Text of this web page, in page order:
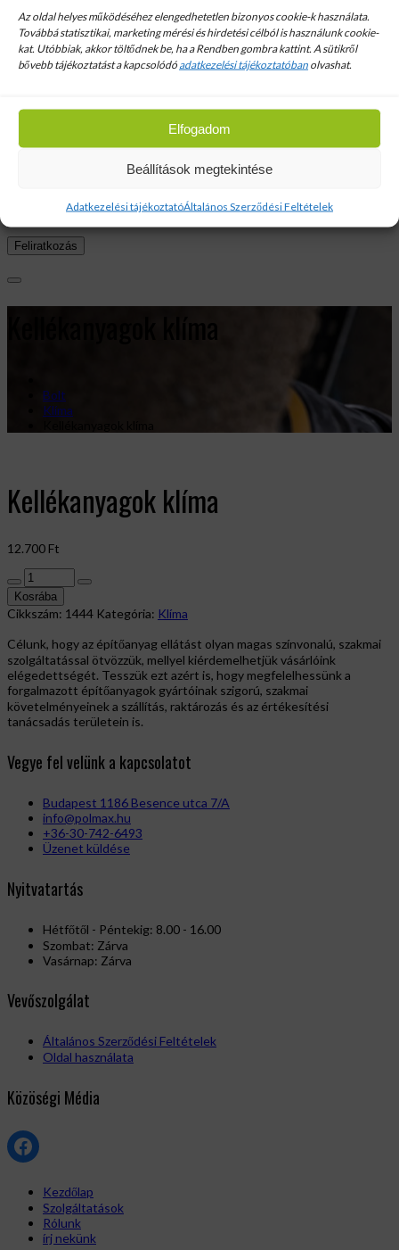
Az oldal helyes működéséhez elengedhetetlen bizonyos cookie-k használata.
Továbbá statisztikai, marketing mérési és hirdetési célból is használunk cookie-
kat. Utóbbiak, akkor töltődnek be, ha a Rendben gombra kattint. A sütikről
bővebb tájékoztatást a kapcsolódó adatkezelési tájékoztatóban olvashat.
Elfogadom
Beállítások megtekintése
Adatkezelési tájékoztatóÁltalános Szerződési Feltételek
Kellékanyagok klíma
Bolt
Klíma
Kellékanyagok klíma
12.700 Ft
Kellékanyagok
klíma
mennyiség
Kosrába
Cikkszám: 1444 Kategória: Klíma
Célunk, hogy az építőanyag ellátást olyan magas színvonalú, szakmai
szolgáltatással ötvözzük, mellyel kiérdemelhetjük vásárlóink
elégedettségét. Tesszük ezt azért is, hogy megfelelhessünk a
forgalmazott építőanyagok gyártóinak szigorú, szakmai
követelményeinek a szállítás, raktározás és az értékesítési
tanácsadás területein is.
Vegye fel velünk a kapcsolatot
Budapest 1186 Besence utca 7/A
info@polmax.hu
+36-30-742-6493
Üzenet küldése
Nyitvatartás
Hétfőtől - Péntekig: 8.00 - 16.00
Szombat: Zárva
Vasárnap: Zárva
Vevőszolgálat
Általános Szerződési Feltételek
Oldal használata
Közöségi Média
Facebook
Kezdőlap
Szolgáltatások
Rólunk
írj nekünk